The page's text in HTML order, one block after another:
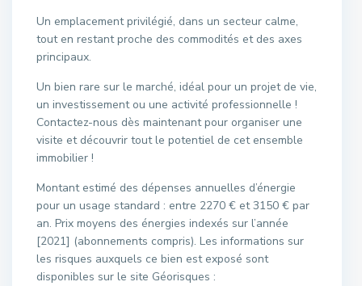
Un emplacement privilégié, dans un secteur calme,
tout en restant proche des commodités et des axes
principaux.
Un bien rare sur le marché, idéal pour un projet de vie,
un investissement ou une activité professionnelle !
Contactez-nous dès maintenant pour organiser une
visite et découvrir tout le potentiel de cet ensemble
immobilier !
Montant estimé des dépenses annuelles d’énergie
pour un usage standard : entre 2270 € et 3150 € par
an. Prix moyens des énergies indexés sur l’année
[2021] (abonnements compris). Les informations sur
les risques auxquels ce bien est exposé sont
disponibles sur le site Géorisques :